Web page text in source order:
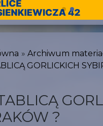
Archiwum
GORLICKICH
?